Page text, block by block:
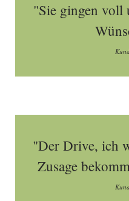
"Sie gingen voll
"Der Drive, ich
Zusage